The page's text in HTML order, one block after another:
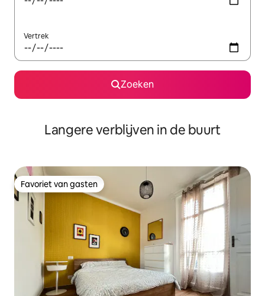
Vertrek
Zoeken
Langere verblijven in de buurt
Favoriet van gasten
Favoriet van gasten